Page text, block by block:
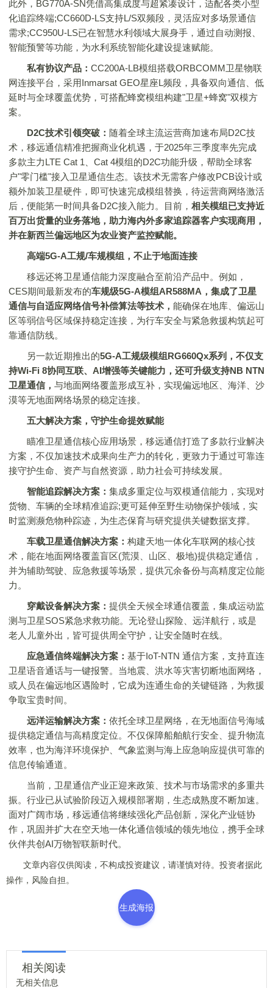
此外，BG770A-SN凭借高集成度与超紧凑设计，适配各类小型
化追踪终端;CC660D-LS支持L/S双频段，灵活应对多场景通信
需求;CC950U-LS已在智慧水利领域大展身手，通过自动测报、
智能预警等功能，为水利系统智能化建设提速赋能。
私有协议产品： CC200A-LB模组搭载ORBCOMM卫星物联
网连接平台，采用Inmarsat GEO星座L频段，具备双向通信、低
延时与全球覆盖优势，可搭配蜂窝模组构建"卫星+蜂窝"双模方
案。
D2C技术引领突破： 随着全球主流运营商加速布局D2C技
术，移远通信精准把握商业化机遇，于2025年三季度率先完成
多款主力LTE Cat 1、Cat 4模组的D2C功能升级，帮助全球客
户"零门槛"接入卫星通信生态。该技术无需客户修改PCB设计或
额外加装卫星硬件，即可快速完成模组替换，待运营商网络激活
后，便能第一时间具备D2C接入能力。目前， 相关模组已支持近
百万出货量的业务落地，助力海内外多家追踪器客户实现商用，
并在新西兰偏远地区为农业资产监控赋能。
高端5G-A工规/车规模组，不止于地面连接
移远还将卫星通信能力深度融合至前沿产品中。例如，
CES期间最新发布的车规级5G-A模组AR588MA，集成了卫星
通信与自适应网络信号补偿算法等技术， 能确保在地库、偏远山
区等弱信号区域保持稳定连接，为行车安全与紧急救援构筑起可
靠通信防线。
另一款近期推出的5G-A工规级模组RG660Qx系列，不仅支
持Wi-Fi 8协同互联、AI增强等关键能力，还可升级支持NB NTN
卫星通信， 与地面网络覆盖形成互补，实现偏远地区、海洋、沙
漠等无地面网络场景的稳定连接。
五大解决方案，守护生命提效赋能
瞄准卫星通信核心应用场景，移远通信打造了多款行业解决
方案，不仅加速技术成果向生产力的转化，更致力于通过可靠连
接守护生命、资产与自然资源，助力社会可持续发展。
智能追踪解决方案： 集成多重定位与双模通信能力，实现对
货物、车辆的全球精准追踪;更可延伸至野生动物保护领域，实
时监测濒危物种踪迹，为生态保育与研究提供关键数据支撑。
车载卫星通信解决方案： 构建天地一体化车联网的核心技
术，能在地面网络覆盖盲区(荒漠、山区、极地)提供稳定通信，
并为辅助驾驶、应急救援等场景，提供冗余备份与高精度定位能
力。
穿戴设备解决方案： 提供全天候全球通信覆盖，集成运动监
测与卫星SOS紧急求救功能。无论登山探险、远洋航行，或是
老人儿童外出，皆可提供周全守护，让安全随时在线。
应急通信终端解决方案： 基于IoT-NTN 通信方案，支持直连
卫星语音通话与一键报警。当地震、洪水等灾害切断地面网络，
或人员在偏远地区遇险时，它成为连通生命的关键链路，为救援
争取宝贵时间。
远洋运输解决方案： 依托全球卫星网络，在无地面信号海域
提供稳定通信与高精度定位。不仅保障船舶航行安全、提升物流
效率，也为海洋环境保护、气象监测与海上应急响应提供可靠的
信息传输通道。
当前，卫星通信产业正迎来政策、技术与市场需求的多重共
振。行业已从试验阶段迈入规模部署期，生态成熟度不断加速。
面对广阔市场，移远通信将继续强化产品创新，深化产业链协
作，巩固并扩大在空天地一体化通信领域的领先地位，携手全球
伙伴共创AI万物智联新时代。
文章内容仅供阅读，不构成投资建议，请谨慎对待。投资者据此
操作，风险自担。
生成海报
相关阅读
无相关信息